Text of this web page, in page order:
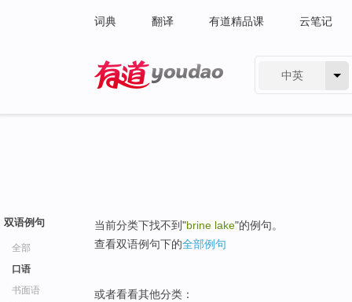
词典 翻译 有道精品课 云笔记
中英
双语例句
全部
口语
书面语
当前分类下找不到"brine lake"的例句。
查看双语例句下的全部例句
或者看看其他分类：